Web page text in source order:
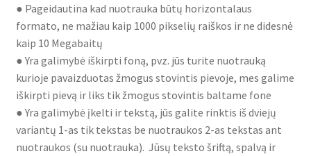
● Pageidautina kad nuotrauka būtų horizontalaus
formato, ne mažiau kaip 1000 pikselių raiškos ir ne didesnė
kaip 10 Megabaitų
● Yra galimybė iškirpti foną, pvz. jūs turite nuotrauką
kurioje pavaizduotas žmogus stovintis pievoje, mes galime
iškirpti pievą ir liks tik žmogus stovintis baltame fone
● Yra galimybė įkelti ir tekstą, jūs galite rinktis iš dviejų
variantų 1-as tik tekstas be nuotraukos 2-as tekstas ant
nuotraukos (su nuotrauka). Jūsų teksto šriftą, spalvą ir